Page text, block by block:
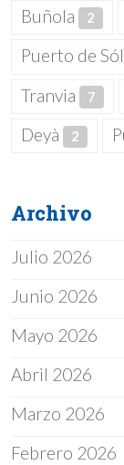
Buñola 2
Puerto de
Tranvia 7
Deyà 2
Archivo
Julio 2026
Junio 2026
Mayo 2026
Abril 2026
Marzo 2026
Febrero 2026